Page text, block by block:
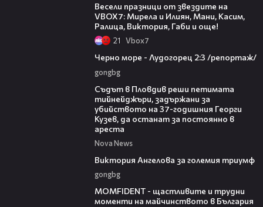
Весели празници от звездите на
VBOX7: Мирела и Илиян, Мани, Касим,
Ралица, Виктория, Габи и още!
21 Vbоx7
Черно море - Лудогорец 2:3 /репортаж/
gongbg
Съдът в Пловдив реши петимата
тийнейджъри, задържани за
убийството на 37-годишния Георги
Кузев, да останат за постоянно в
ареста
Nova News
Виктория Ангелова за големия триумф
gongbg
MOMFIDENT - щастливите и трудни
моменти на майчинството в България